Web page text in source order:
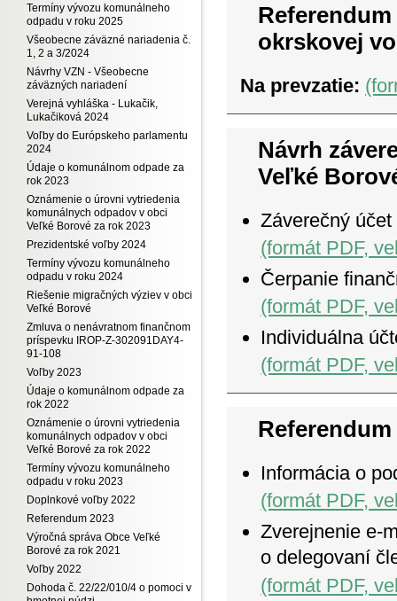
Termíny vývozu komunálneho
odpadu v roku 2025
Všeobecne záväzné nariadenia č.
1, 2 a 3/2024
Návrhy VZN - Všeobecne
záväzných nariadení
Verejná vyhláška - Lukačik,
Lukačiková 2024
Voľby do Európskeho parlamentu
2024
Údaje o komunálnom odpade za
rok 2023
Oznámenie o úrovni vytriedenia
komunálnych odpadov v obci
Veľké Borové za rok 2023
Prezidentské voľby 2024
Termíny vývozu komunálneho
odpadu v roku 2024
Riešenie migračných výziev v obci
Veľké Borové
Zmluva o nenávratnom finančnom
príspevku IROP-Z-302091DAY4-
91-108
Voľby 2023
Údaje o komunálnom odpade za
rok 2022
Oznámenie o úrovni vytriedenia
komunálnych odpadov v obci
Veľké Borové za rok 2022
Termíny vývozu komunálneho
odpadu v roku 2023
Doplnkové voľby 2022
Referendum 2023
Výročná správa Obce Veľké
Borové za rok 2021
Voľby 2022
Dohoda č. 22/22/010/4 o pomoci v
okrskovej
Na prevzatie:
Návrh
Veľké
Záverečný
(formát PDF,
Čerpanie
(formát PDF,
Individuálna
(formát PDF,
Referendum
Informácia o
(formát PDF,
Zverejnenie e-
o delegovaní
(formát PDF,